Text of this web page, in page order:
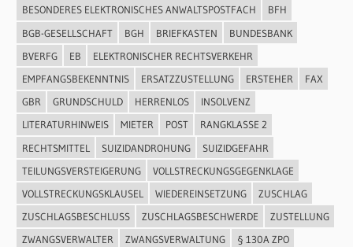
BESONDERES ELEKTRONISCHES ANWALTSPOSTFACH
BFH
BGB-GESELLSCHAFT
BGH BRIEFKASTEN
BUNDESBANK
BVERFG
EB
ELEKTRONISCHER RECHTSVERKEHR
EMPFANGSBEKENNTNIS
ERSATZZUSTELLUNG ERSTEHER
FAX
GBR
GRUNDSCHULD HERRENLOS
INSOLVENZ
LITERATURHINWEIS
MIETER POST
RANGKLASSE 2
RECHTSMITTEL
SUIZIDANDROHUNG
SUIZIDGEFAHR
TEILUNGSVERSTEIGERUNG
VOLLSTRECKUNGSGEGENKLAGE
VOLLSTRECKUNGSKLAUSEL
WIEDEREINSETZUNG
ZUSCHLAG
ZUSCHLAGSBESCHLUSS
ZUSCHLAGSBESCHWERDE
ZUSTELLUNG
ZWANGSVERWALTER
ZWANGSVERWALTUNG
§ 130A ZPO